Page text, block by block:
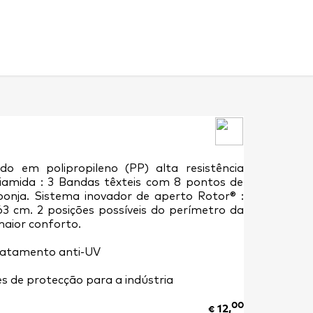
em polipropileno (PP) alta resistência
: 3 Bandas têxteis com 8 pontos de
Sistema inovador de aperto Rotor® :
cm. 2 posições possíveis do perímetro da
conforto.
anti-UV
de protecção para a indústria
€12,00